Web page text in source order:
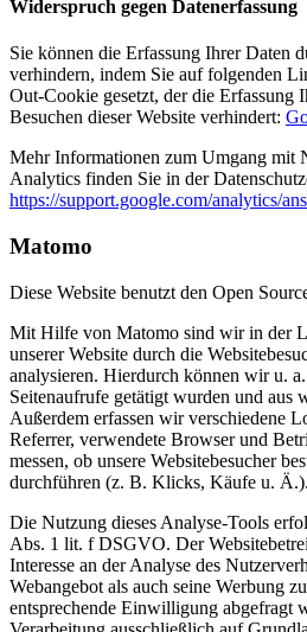
Widerspruch gegen Datenerfassung
Sie können die Erfassung Ihrer Daten
verhindern, indem Sie auf folgenden
Out-Cookie gesetzt, der die Erfassung
Besuchen dieser Website verhindert:
Mehr Informationen zum Umgang mit
Analytics finden Sie in der
https://support.google.com/analytics/
Matomo
Diese Website benutzt den Open
Mit Hilfe von Matomo sind wir in der
unserer Website durch die
analysieren. Hierdurch können wir u.
Seitenaufrufe getätigt wurden und aus
Außerdem erfassen wir verschiedene
Referrer, verwendete Browser und
messen, ob unsere Websitebesucher
durchführen (z. B. Klicks, Käufe u. Ä.).
Die Nutzung dieses Analyse-Tools
Abs. 1 lit. f DSGVO. Der
Interesse an der Analyse des
Webangebot als auch seine Werbung
entsprechende Einwilligung abgefragt